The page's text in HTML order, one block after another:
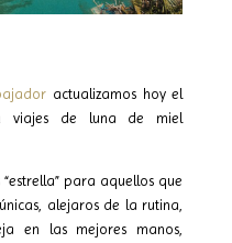
actualizamos hoy el
viajes de luna de miel
para aquellos que
alejaros de la rutina,
en las mejores manos,